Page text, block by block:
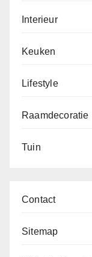
Interieur
Keuken
Lifestyle
Raamdecoratie
Tuin
Contact
Sitemap